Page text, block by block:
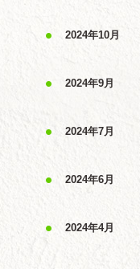
2024年10月
2024年9月
2024年7月
2024年6月
2024年4月